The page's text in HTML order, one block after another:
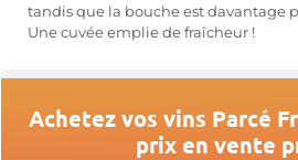
tandis que la bouche est davantage
Une cuvée emplie de fraîcheur !
Achetez vos vins Parcé
prix en vente